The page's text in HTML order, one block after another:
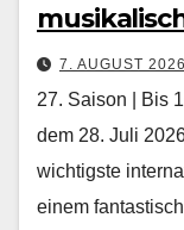
7. AUGUST 2026
27. Saison | Bis
dem 28. Juli
wichtig­ste
einem